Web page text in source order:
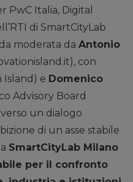
PwC Italia, Digital
di SmartCityLab
moderata da Antonio
con
Island) e Domenico
Advisory Board
un dialogo
di un asse stabile
SmartCityLab Milano
per il confronto